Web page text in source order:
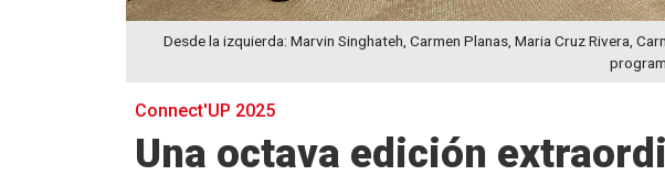
Desde la izquierda: Marvin Singhateh, Carmen Planas, Maria Cruz Rivera,
Connect'UP 2025
Una octava edición